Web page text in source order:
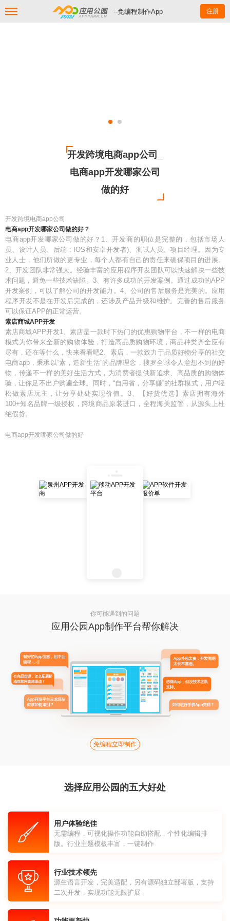
--免编程制作App 注册
开发跨境电商app公司_
电商app开发哪家公司
做的好
开发跨境电商app公司
电商app开发哪家公司做的好？
电商app开发哪家公司做的好？1、开发商的职位是完整的，包括市场人
员、设计人员、后端；IOS和安卓开发者)、测试人员、项目经理。因为专
业人士，他们所做的更专业，每个人都有自己的责任来确保项目的进展。
2、开发团队非常强大。经验丰富的应用程序开发团队可以快速解决一些技
术问题，避免一些技术缺陷。3、有许多成功的开发案例。通过成功的APP
开发案例，可以了解公司的开发能力。4、公司的售后服务是完美的。应用
程序开发不是在开发后完成的，还涉及产品升级和维护。完善的售后服务
可以保证APP的正常运营。
素店商城APP开发
素店商城APP开发1、素店是一款时下热门的优惠购物平台，不一样的电商
模式为你带来全新的购物体验，打造高品质购物环境，商品种类齐全应有
尽有，还在等什么，快来看看吧2、素店，一款致力于品质好物分享的社交
电商app，秉承以“素，造新生活”的品牌理念，搜罗全球令人意想不到的好
物，传递不一样的美好生活方式，为消费者提供新追求、高品质的购物体
验，让你足不出户购遍全球。同时，“自用省，分享赚”的社群模式，用户轻
松做素店玩主，让分享处处实现价值。3、【好货优选】素店拥有海外
100+知名品牌一级授权，跨境商品原装进口，全程海关监管，从源头上杜
绝假货。
电商app开发哪家公司做的好
你可能遇到的问题
应用公园App制作平台帮你解决
免编程立即制作
选择应用公园的五大好处
用户体验绝佳
无需编程，可视化操作功能自助搭配，个性化编辑排
版。行业主题模板丰富，一键制作
行业技术领先
源生语言开发，完美适配，另有源码独立部署版，支持
二次开发，实现功能无限扩展